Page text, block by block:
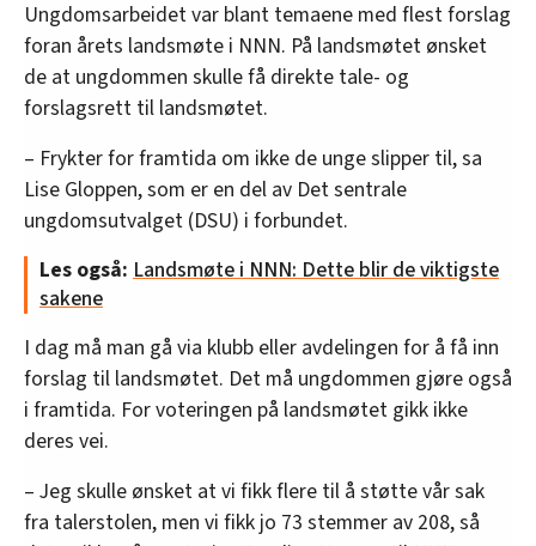
Ungdomsarbeidet var blant temaene med flest forslag
foran årets landsmøte i NNN. På landsmøtet ønsket
de at ungdommen skulle få direkte tale- og
forslagsrett til landsmøtet.
– Frykter for framtida om ikke de unge slipper til, sa
Lise Gloppen, som er en del av Det sentrale
ungdomsutvalget (DSU) i forbundet.
Les også: Landsmøte i NNN: Dette blir de viktigste
sakene
I dag må man gå via klubb eller avdelingen for å få inn
forslag til landsmøtet. Det må ungdommen gjøre også
i framtida. For voteringen på landsmøtet gikk ikke
deres vei.
– Jeg skulle ønsket at vi fikk flere til å støtte vår sak
fra talerstolen, men vi fikk jo 73 stemmer av 208, så